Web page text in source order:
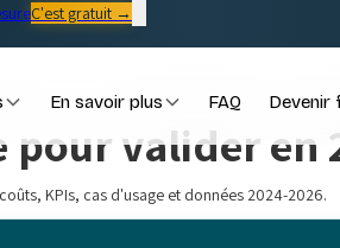
C'est gratuit →
En savoir plus FAQ Devenir
pour valider en
KPIs, cas d'usage et données 2024-2026.